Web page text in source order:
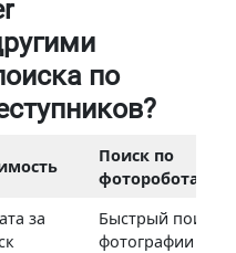
по
Поиск по
фотороботам
за
Быстрый поиск
фотографии лица